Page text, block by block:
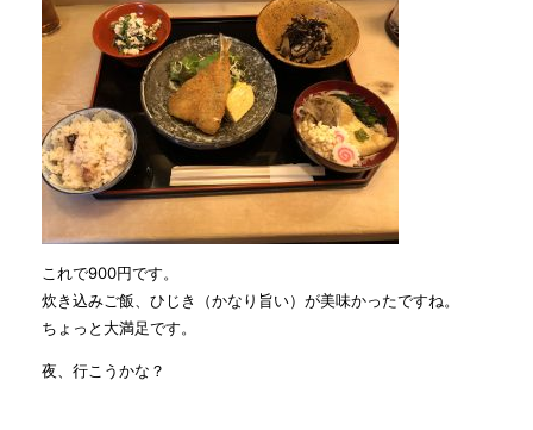
これで900円です。
炊き込みご飯、ひじき（かなり旨い）が美味かったですね。
ちょっと大満足です。
夜、行こうかな？